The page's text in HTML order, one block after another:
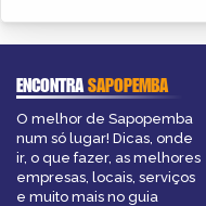
ENCONTRASAPOPEMBA
O melhor de Sapopemba
num só lugar! Dicas, onde
ir, o que fazer, as melhores
empresas, locais, serviços
e muito mais no guia